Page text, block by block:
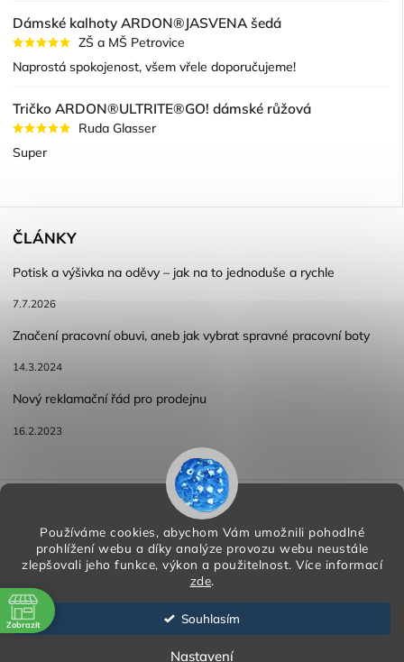
Používáme cookies, abychom Vám umožnili pohodlné
prohlížení webu a díky analýze provozu webu neustále
zlepšovali jeho funkce, výkon a použitelnost. Více informací
zde.
Souhlasím
Nastavení
Dámské kalhoty ARDON®JASVENA šedá
ZŠ a MŠ Petrovice
Naprostá spokojenost, všem vřele doporučujeme!
Tričko ARDON®ULTRITE®GO! dámské růžová
Ruda Glasser
Super
ČLÁNKY
Potisk a výšivka na oděvy – jak na to jednoduše a rychle
7.7.2026
Značení pracovní obuvi, aneb jak vybrat spravné pracovní boty
14.3.2024
Nový reklamační řád pro prodejnu
16.2.2023
Reklamace a vracení zboží
Podmínky ochrany osobních údajů
Copyright 2026 HORA PP s.r.o.
Shoptet | Design
Zobrazit